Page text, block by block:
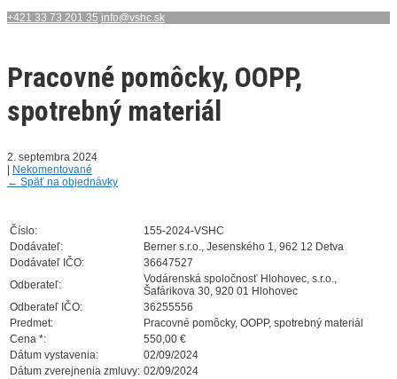
+421 33 73 201 35 info@vshc.sk
Pracovné pomôcky, OOPP,
spotrebný materiál
2. septembra 2024
Nekomentované
← Späť na objednávky
Číslo:
155-2024-VSHC
Dodávateľ:
Berner s.r.o., Jesenského 1, 962 12 Detva
Dodávateľ IČO:
36647527
Odberateľ:
Vodárenská spoločnosť Hlohovec, s.r.o.,
Šafárikova 30, 920 01 Hlohovec
Odberateľ IČO:
36255556
Predmet:
Pracovné pomôcky, OOPP, spotrebný materiál
Cena *:
550,00 €
Dátum vystavenia:
02/09/2024
Dátum zverejnenia zmluvy: 02/09/2024